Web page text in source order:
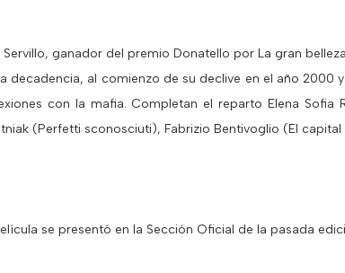
Servillo, ganador del premio Donatello por La gran
decadencia, al comienzo de su declive en el año 2000
con la mafia. Completan el reparto Elena
(Perfetti sconosciuti), Fabrizio Bentivoglio (El
se presentó en la Sección Oficial de la pasada